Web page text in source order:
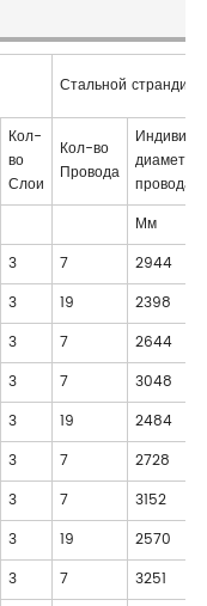
Стальной страндинг
Кол-
во
Слои
Кол-во
Провода
диаметр
провода
Мм
3 7
2944
3 19
2398
3 7
2644
3 7
3048
3 19
2484
3 7
2728
3 7
3152
3 19
2570
3 7
3251